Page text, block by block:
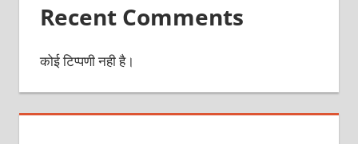
Recent Comments
कोई टिप्पणी नही है।